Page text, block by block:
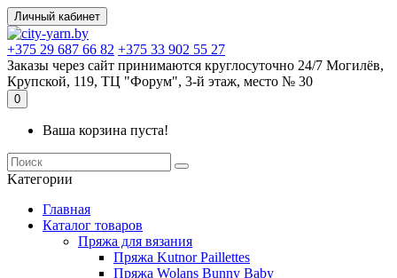
Личный кабинет
+375 29 687 66 82 +375 33 902 55 27
Заказы через сайт принимаются круглосуточно 24/7 Могилёв,
Крупской, 119, ТЦ "Форум", 3-й этаж, место № 30
0
Ваша корзина пуста!
Kатегории
Главная
Каталог товаров
Пряжа для вязания
Пряжа Kutnor Paillettes
Пряжа Wolans Bunny Baby